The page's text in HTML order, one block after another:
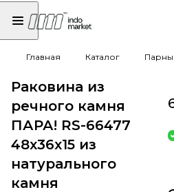
Главная Каталог
Раковина из
речного камня
ПАРА! RS-66477
48x36x15 из
натурального
камня